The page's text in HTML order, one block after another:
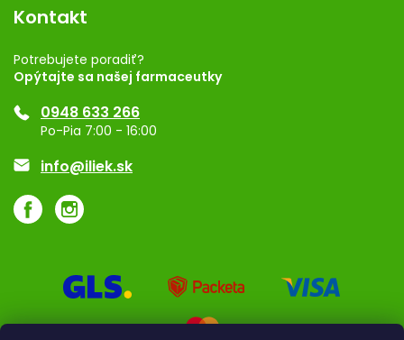
Rozhodnutie na prevádzku
Registrácia
Ponuka pre firmy
Značky
Kontakt
Potrebujete poradiť?
Opýtajte sa našej farmaceutky
0948 633 266
Po-Pia 7:00 - 16:00
info@iliek.sk